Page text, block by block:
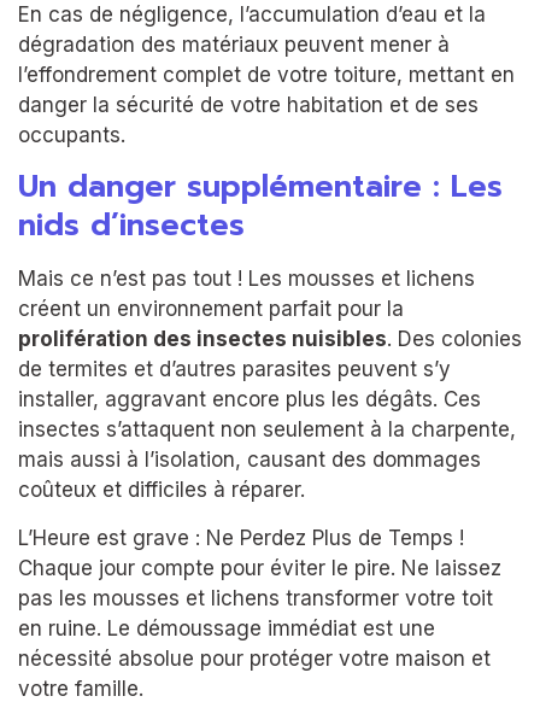
En cas de négligence, l’accumulation d’eau et la
dégradation des matériaux peuvent mener à
l’effondrement complet de votre toiture, mettant en
danger la sécurité de votre habitation et de ses
occupants.
Un danger supplémentaire : Les
nids d’insectes
Mais ce n’est pas tout ! Les mousses et lichens
créent un environnement parfait pour la
prolifération des insectes nuisibles. Des colonies
de termites et d’autres parasites peuvent s’y
installer, aggravant encore plus les dégâts. Ces
insectes s’attaquent non seulement à la charpente,
mais aussi à l’isolation, causant des dommages
coûteux et difficiles à réparer.
L’Heure est grave : Ne Perdez Plus de Temps !
Chaque jour compte pour éviter le pire. Ne laissez
pas les mousses et lichens transformer votre toit
en ruine. Le démoussage immédiat est une
nécessité absolue pour protéger votre maison et
votre famille.